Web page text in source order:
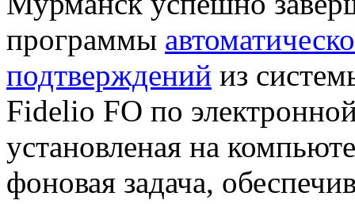
программы
подтверждений из
Fidelio FO по
установленая на
фоновая задача,